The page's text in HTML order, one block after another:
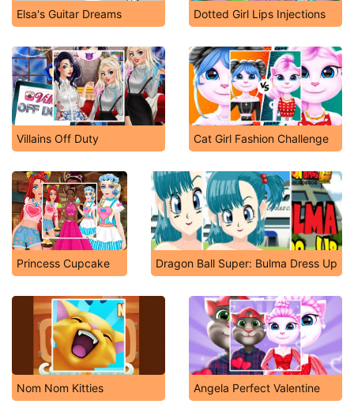
Elsa's Guitar Dreams Dotted Girl Lips Injections
Villains Off Duty Cat Girl Fashion Challenge
Princess Cupcake Dragon Ball Super: Bulma Dress Up
Nom Nom Kitties Angela Perfect Valentine